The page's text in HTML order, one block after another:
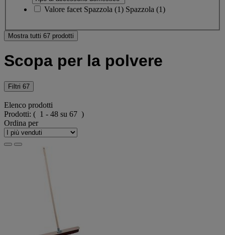
Valore facet Spazzola (1) Spazzola (1)
Mostra tutti 67 prodotti
Scopa per la polvere
Filtri 67
Elenco prodotti
Prodotti: ( 1 - 48 su 67 )
Ordina per